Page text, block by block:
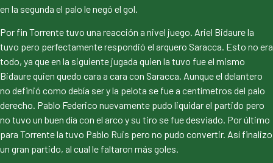
en la segunda el palo le negó el gol.
Por fin Torrente tuvo una reacción a nivel juego. Ariel Bidaure la
tuvo pero perfectamente respondió el arquero Saracca. Esto no era
todo, ya que en la siguiente jugada quien la tuvo fue el mismo
Bidaure quien quedo cara a cara con Saracca. Aunque el delantero
no definió como debía ser y la pelota se fue a centímetros del palo
derecho. Pablo Federico nuevamente pudo liquidar el partido pero
no tuvo un buen día con el arco y su tiro se fue desviado. Por último
para Torrente la tuvo Pablo Ruis pero no pudo convertir. Así finalizo
un gran partido, al cual le faltaron más goles.